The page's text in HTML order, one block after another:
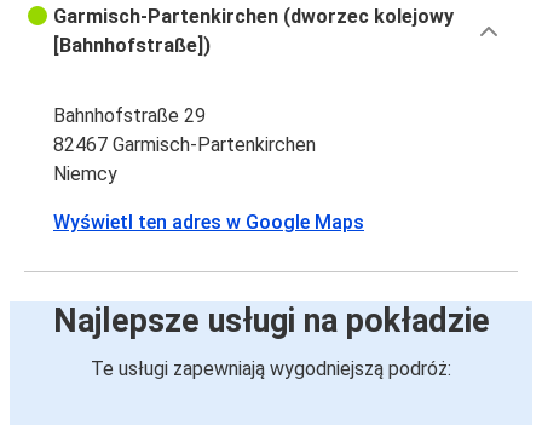
Garmisch-Partenkirchen (dworzec kolejowy
[Bahnhofstraße])
Bahnhofstraße 29
82467 Garmisch-Partenkirchen
Niemcy
Wyświetl ten adres w Google Maps
Najlepsze usługi na pokładzie
Te usługi zapewniają wygodniejszą podróż: